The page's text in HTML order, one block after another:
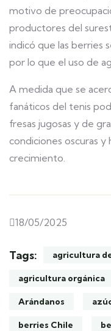
motivo de
productores del
indicó que las berries
por lo que el uso de
A medida que se
fanáticos del tenis
fresas jugosas y de
condiciones oscuras
crecimiento.
18/05/2025
Tags: agricultura
agricultura orgánica
Arándanos
berries Chile